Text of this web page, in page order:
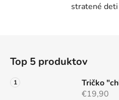
stratené deti
Top 5 produktov
Tričko
€19,90